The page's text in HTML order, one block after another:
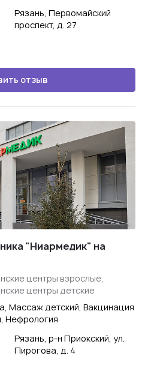
Рязань, Первомайский
проспект, д. 27
отзыв
"Ниармедик" на
центры взрослые,
центры детские
Массаж детский, Вакцинация
Нефрология
Рязань, р-н Приокский, ул.
Пирогова, д. 4